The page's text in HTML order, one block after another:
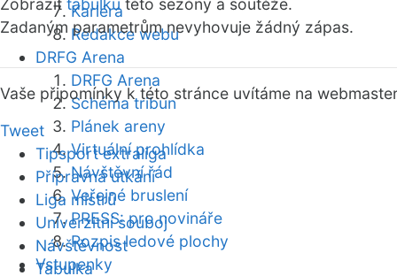
Kariéra
Redakce webu
DRFG Arena
DRFG Arena
Schéma tribun
Plánek areny
Virtuální prohlídka
Návštěvní řád
Veřejné bruslení
PRESS: pro novináře
Rozpis ledové plochy
Vstupenky
Zobrazit tabulku této sezóny a soutěže.
Zadaným parametrům nevyhovuje žádný zápas.
Vaše připomínky k této stránce uvítáme na webmaster
Tweet
Tipsport extraliga
Přípravná utkání
Liga mistrů
Univerzitní souboj
Návštěvnost
Tabulka